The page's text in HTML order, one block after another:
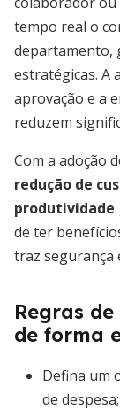
tempo real o
departamento,
estratégicas. A
aprovação e a
reduzem
Com a adoção
redução de
produtividade
de ter
traz segurança
Regras
de forma
Defina um
de despesa;